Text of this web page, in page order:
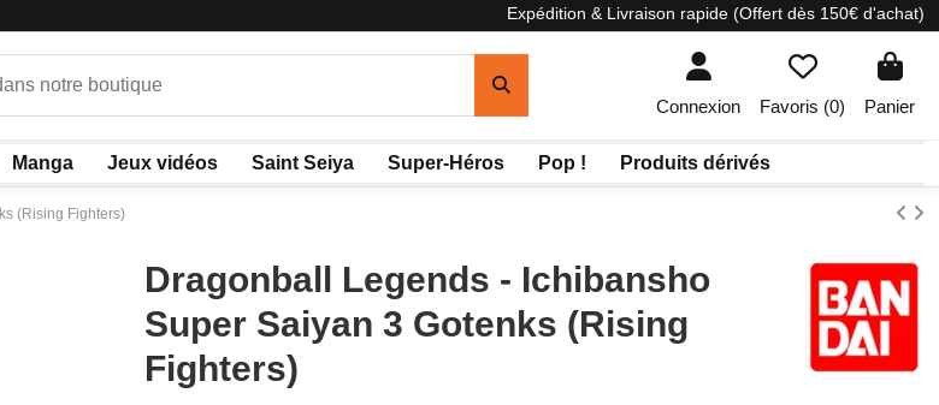
Expédition & Livraison rapide (Offert dès 150€ d'achat)
Connexion Favoris (0) Panier
Manga Jeux vidéos Saint Seiya Super-Héros Pop ! Produits dérivés
(Rising Fighters)
Dragonball Legends - Ichibansho
Super Saiyan 3 Gotenks (Rising
Fighters)